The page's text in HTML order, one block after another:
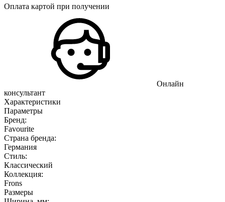
Оплата картой при получении
Онлайн
консультант
Характеристики
Параметры
Бренд:
Favourite
Страна бренда:
Германия
Стиль:
Классический
Коллекция:
Frons
Размеры